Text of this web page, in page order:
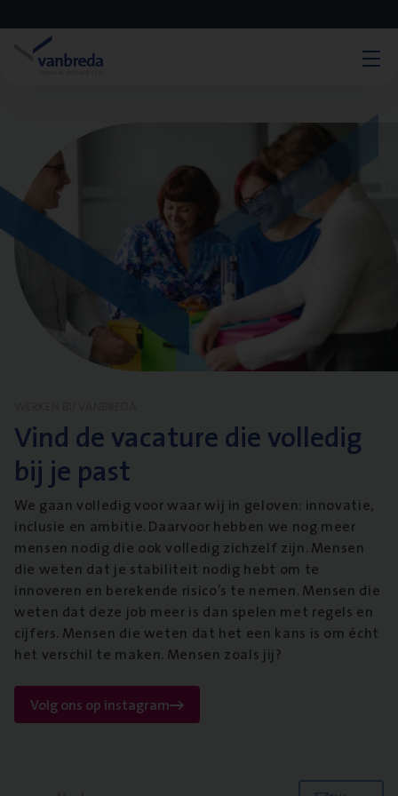
Vind de vacature die volledig
bij je past
We gaan volledig voor waar wij in geloven: innovatie,
inclusie en ambitie. Daarvoor hebben we nog meer
mensen nodig die ook volledig zichzelf zijn. Mensen
die weten dat je stabiliteit nodig hebt om te
innoveren en berekende risico’s te nemen. Mensen die
weten dat deze job meer is dan spelen met regels en
cijfers. Mensen die weten dat het een kans is om écht
het verschil te maken. Mensen zoals jij?
Volg ons op instagram